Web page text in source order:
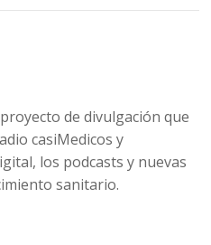
de divulgación que
casiMedicos y
los podcasts y nuevas
sanitario.